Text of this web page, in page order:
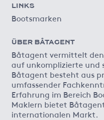
LINKS
Bootsmarken
ÜBER BÅTAGENT
Båtagent vermittelt
auf unkomplizierte und
Båtagent besteht aus
umfassender
Erfahrung im Bereich
Maklern bietet
internationalen Markt.